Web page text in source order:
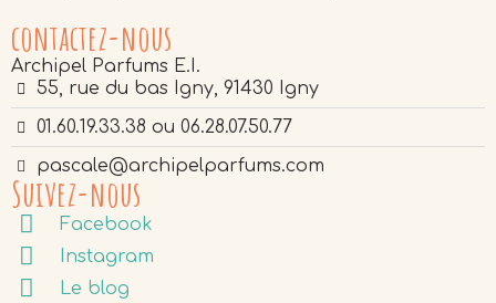
contactez-nous
Archipel Parfums E.I.
55, rue du bas Igny, 91430 Igny
01.60.19.33.38 ou 06.28.07.50.77
pascale@archipelparfums.com
Suivez-nous
Facebook
Instagram
Le blog